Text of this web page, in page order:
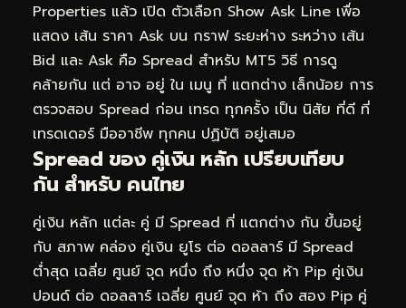
Properties แล้ว เปิด ตัวเลือก Show Ask Line เพื่อ
แสดง เส้น ราคา Ask บน กราฟ ระยะห่าง ระหว่าง เส้น
Bid และ Ask คือ Spread สำหรับ MT5 วิธี การดู
คล้ายกัน แต่ อาจ อยู่ ใน เมนู ที่ แตกต่าง เล็กน้อย การ
ตรวจสอบ Spread ก่อน เทรด ทุกครั้ง เป็น นิสัย ที่ดี ที่
เทรดเดอร์ มืออาชีพ ทุกคน ปฏิบัติ อยู่เสมอ
Spread ของ คู่เงิน หลัก เปรียบเทียบ
กัน สำหรับ คนไทย
คู่เงิน หลัก แต่ละ คู่ มี Spread ที่ แตกต่าง กัน ขึ้นอยู่
กับ สภาพ คล่อง คู่เงิน ยูโร ต่อ ดอลลาร์ มี Spread
ต่ำสุด เฉลี่ย ศูนย์ จุด หนึ่ง ถึง หนึ่ง จุด ห้า Pip คู่เงิน
ปอนด์ ต่อ ดอลลาร์ เฉลี่ย ศูนย์ จุด ห้า ถึง สอง Pip คู่